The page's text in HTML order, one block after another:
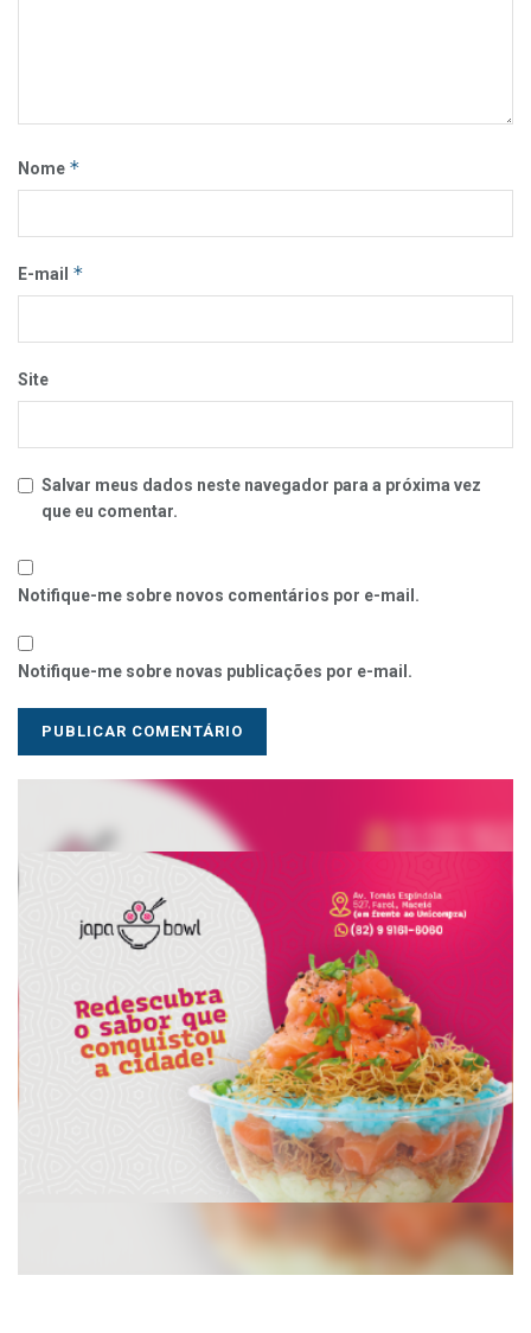
Nome *
E-mail *
Site
Salvar meus dados neste navegador para a próxima vez
que eu comentar.
Notifique-me sobre novos comentários por e-mail.
Notifique-me sobre novas publicações por e-mail.